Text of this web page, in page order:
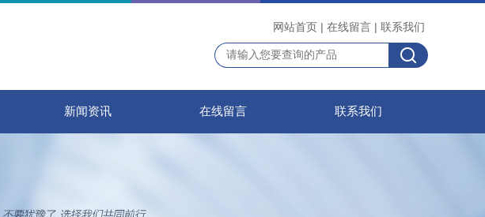
网站首页 | 在线留言 | 联系我们
新闻资讯 在线留言 联系我们